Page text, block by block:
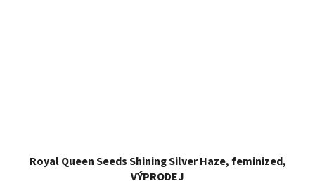
Royal Queen Seeds Shining Silver Haze, feminized,
VÝPRODEJ